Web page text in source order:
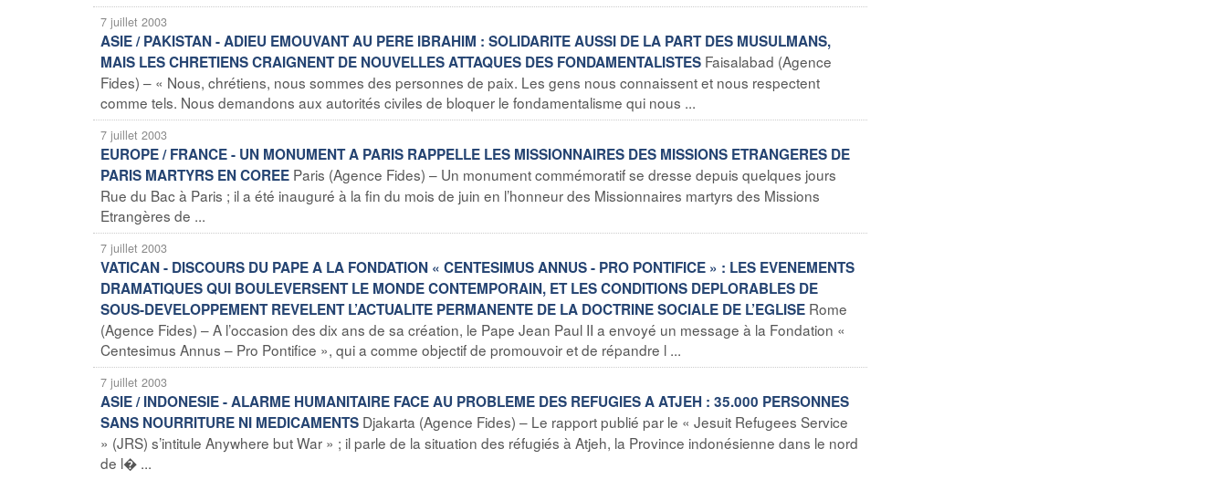
7 juillet 2003
ASIE / PAKISTAN - ADIEU EMOUVANT AU PERE IBRAHIM : SOLIDARITE AUSSI DE LA PART DES MUSULMANS,
MAIS LES CHRETIENS CRAIGNENT DE NOUVELLES ATTAQUES DES FONDAMENTALISTES Faisalabad (Agence
Fides) – « Nous, chrétiens, nous sommes des personnes de paix. Les gens nous connaissent et nous respectent
comme tels. Nous demandons aux autorités civiles de bloquer le fondamentalisme qui nous ...
7 juillet 2003
EUROPE / FRANCE - UN MONUMENT A PARIS RAPPELLE LES MISSIONNAIRES DES MISSIONS ETRANGERES DE
PARIS MARTYRS EN COREE Paris (Agence Fides) – Un monument commémoratif se dresse depuis quelques jours
Rue du Bac à Paris ; il a été inauguré à la fin du mois de juin en l’honneur des Missionnaires martyrs des Missions
Etrangères de ...
7 juillet 2003
VATICAN - DISCOURS DU PAPE A LA FONDATION « CENTESIMUS ANNUS - PRO PONTIFICE » : LES EVENEMENTS
DRAMATIQUES QUI BOULEVERSENT LE MONDE CONTEMPORAIN, ET LES CONDITIONS DEPLORABLES DE
SOUS-DEVELOPPEMENT REVELENT L’ACTUALITE PERMANENTE DE LA DOCTRINE SOCIALE DE L’EGLISE Rome
(Agence Fides) – A l’occasion des dix ans de sa création, le Pape Jean Paul II a envoyé un message à la Fondation «
Centesimus Annus – Pro Pontifice », qui a comme objectif de promouvoir et de répandre l ...
7 juillet 2003
ASIE / INDONESIE - ALARME HUMANITAIRE FACE AU PROBLEME DES REFUGIES A ATJEH : 35.000 PERSONNES
SANS NOURRITURE NI MEDICAMENTS Djakarta (Agence Fides) – Le rapport publié par le « Jesuit Refugees Service
» (JRS) s’intitule Anywhere but War » ; il parle de la situation des réfugiés à Atjeh, la Province indonésienne dans le nord
de l� ...